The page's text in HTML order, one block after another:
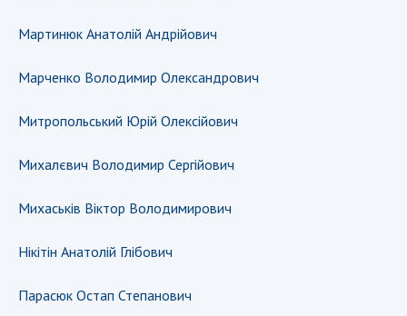
Мартинюк Анатолій Андрійович
Марченко Володимир Олександрович
Митропольський Юрій Олексійович
Михалєвич Володимир Сергійович
Михаськів Віктор Володимирович
Нікітін Анатолій Глібович
Парасюк Остап Степанович